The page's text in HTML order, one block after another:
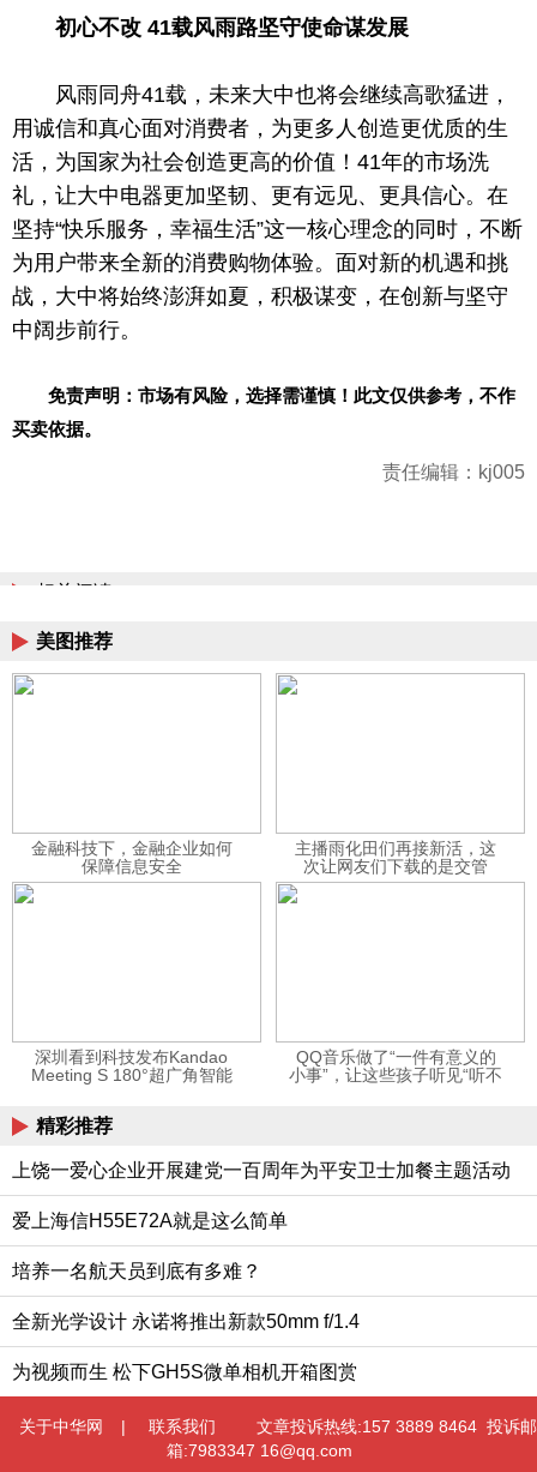
初心不改 41载风雨路坚守使命谋发展
风雨同舟41载，未来大中也将会继续高歌猛进，
用诚信和真心面对消费者，为更多人创造更优质的生
活，为国家为社会创造更高的价值！41年的市场洗
礼，让大中电器更加坚韧、更有远见、更具信心。在
坚持“快乐服务，幸福生活”这一核心理念的同时，不断
为用户带来全新的消费购物体验。面对新的机遇和挑
战，大中将始终澎湃如夏，积极谋变，在创新与坚守
中阔步前行。
免责声明：市场有风险，选择需谨慎！此文仅供参考，不作
买卖依据。
责任编辑：kj005
相关阅读
美图推荐
金融科技下，金融企业如何
保障信息安全
主播雨化田们再接新活，这
次让网友们下载的是交管
12123APP
深圳看到科技发布Kandao
Meeting S 180°超广角智能
QQ音乐做了“一件有意义的
小事”，让这些孩子听见“听不
精彩推荐
上饶一爱心企业开展建党一百周年为平安卫士加餐主题活动
爱上海信H55E72A就是这么简单
培养一名航天员到底有多难？
全新光学设计 永诺将推出新款50mm f/1.4
为视频而生 松下GH5S微单相机开箱图赏
关于中华网 | 联系我们
文章投诉热线:157 3889 8464 投诉邮
箱:7983347 16@qq.com